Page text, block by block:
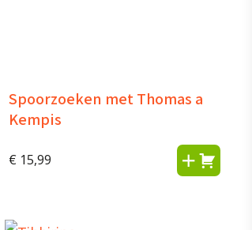
Spoorzoeken met Thomas a
Kempis
€ 15,99